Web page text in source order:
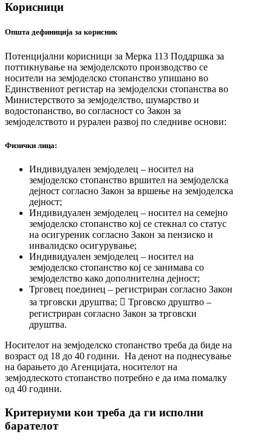
Корисници
Општа дефиниција за корисник
Потенцијални корисници за Mерка 113 Поддршка за
поттикнување на земјоделското производство се
носители на земјоделско стопанство упишано во
Единствениот регистар на земјоделски стопанства во
Министерството за земјоделство, шумарство и
водостопанство, во согласност со Закон за
земјоделството и рурален развој по следниве основи:
Физички лица:
Индивидуален земјоделeц – носител на
земјоделско стопанство вршител на земјоделска
дејност согласно Закон за вршење на земјоделска
дејност;
Индивидуален земјоделeц – носител на семејно
земјоделско стопанство кој се стекнал со статус
на осигуреник согласно Закон за пензиско и
инвалидско осигурување;
Индивидуален земјоделeц – носител на
земјоделско стопанство кој се занимава со
земјоделство како дополнителна дејност;
Трговец поединец – регистриран согласно Закон
за трговски друштва;  Трговско друштво –
регистриран согласно Закон за трговски
друштва.
Носителот на земјоделско стопанство треба да биде на
возраст од 18 до 40 години. На денот на поднесување
на барањето до Агенцијата, носителот на
земјодлеското стопанство потребно е да има помалку
од 40 години.
Критериуми кои треба да ги исполни
барателот